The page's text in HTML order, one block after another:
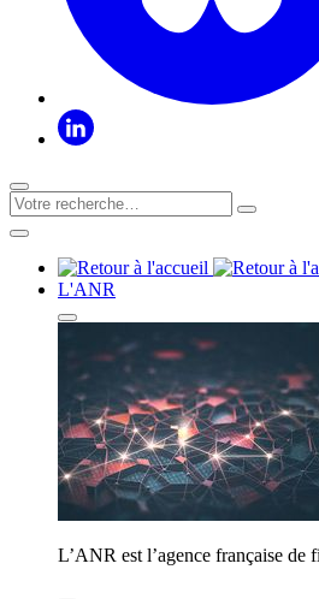
L'ANR
L’ANR est l’agence française de